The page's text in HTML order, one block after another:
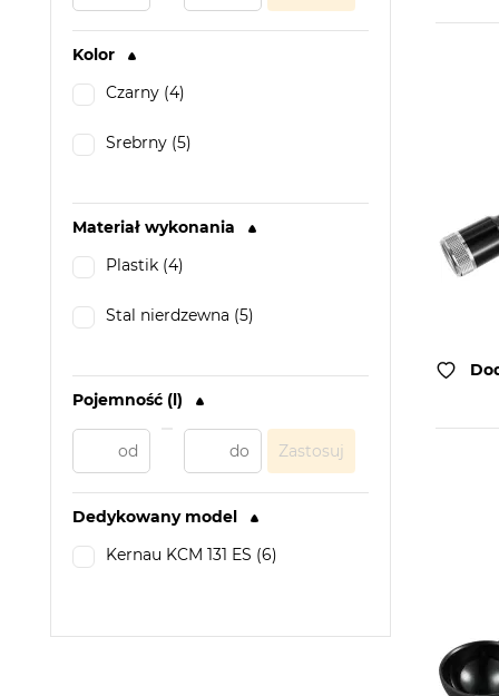
Kolor
Czarny (4)
Srebrny (5)
Materiał wykonania
Plastik (4)
Stal nierdzewna (5)
Pojemność (l)
Zastosuj
Dedykowany model
Kernau KCM 131 ES (6)